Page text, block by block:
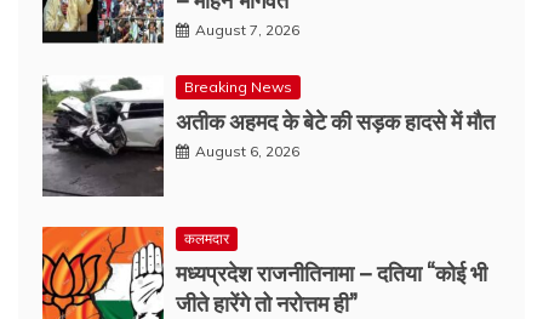
August 7, 2026
Breaking News
अतीक अहमद के बेटे की सड़क हादसे में मौत
August 6, 2026
कलमदार
मध्यप्रदेश राजनीतिनामा – दतिया “कोई भी
जीते हारेंगे तो नरोत्तम ही”